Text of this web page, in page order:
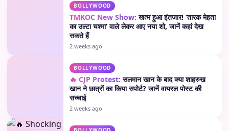
BOLLYWOOD
TMKOC New Show: खत्म हुआ इंतजार! ‘तारक मेहता
का उल्टा चश्मा’ वाले लेकर आए नया शो, जानें कहां देख
सकते हैं
2 weeks ago
BOLLYWOOD
🔥 CJP Protest: सलमान खान के बाद क्या शाहरुख
खान ने छात्रों का किया सपोर्ट? जानें वायरल पोस्ट की
सच्चाई
2 weeks ago